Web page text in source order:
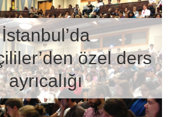
İstanbul’da
özel ders
ayrıcalığı